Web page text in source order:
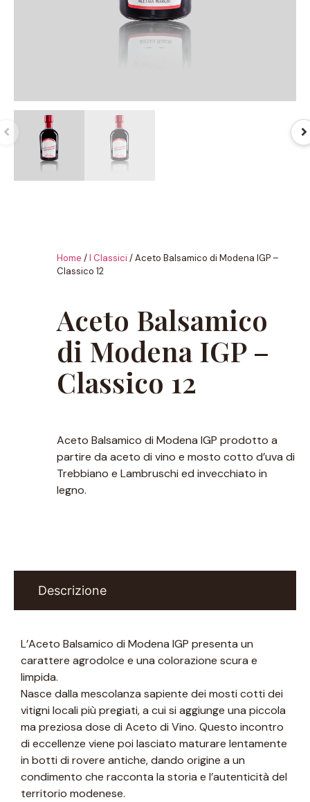
Home /I Classici / Aceto Balsamico di Modena IGP –
Classico 12
Aceto Balsamico
di Modena IGP –
Classico 12
Aceto Balsamico di Modena IGP prodotto a
partire da aceto di vino e mosto cotto d’uva di
Trebbiano e Lambruschi ed invecchiato in
legno.
Descrizione
L’Aceto Balsamico di Modena IGP presenta un
carattere agrodolce e una colorazione scura e
limpida.
Nasce dalla mescolanza sapiente dei mosti cotti dei
vitigni locali più pregiati, a cui si aggiunge una piccola
ma preziosa dose di Aceto di Vino. Questo incontro
di eccellenze viene poi lasciato maturare lentamente
in botti di rovere antiche, dando origine a un
condimento che racconta la storia e l’autenticità del
territorio modenese.